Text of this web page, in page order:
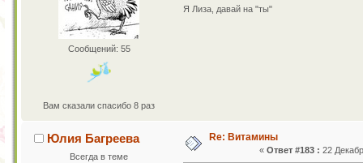
Сообщений: 55
Вам сказали спасибо 8 раз
Я Лиза, давай на "ты"
Юлия Багреева
Всегда в теме
Re: Витамины
« Ответ #183 : 22